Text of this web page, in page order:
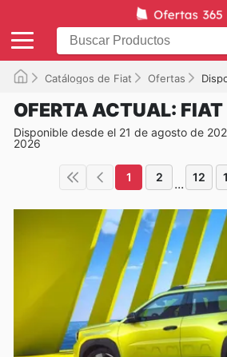
Catálogos de Fiat Ofertas
OFERTA ACTUAL: FIAT
Disponible desde el 21 de agosto de
2026
1 2 ... 12